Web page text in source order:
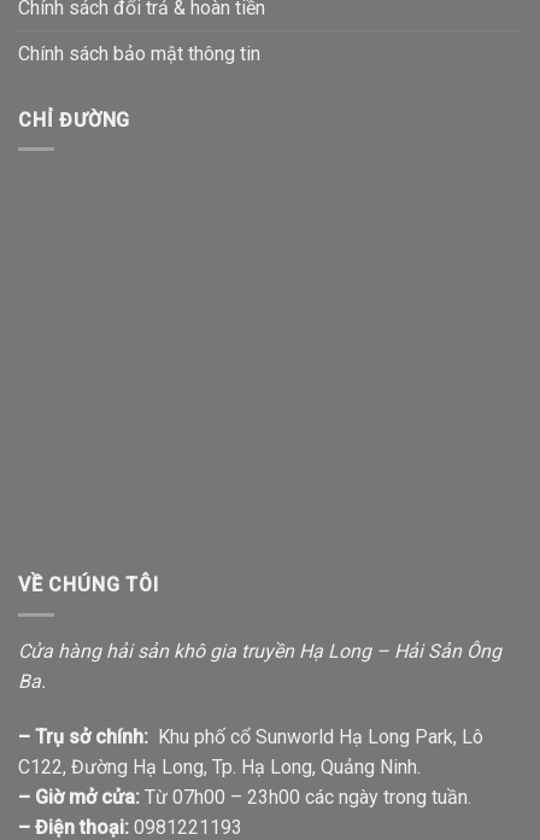
Chính sách đổi trả & hoàn tiền
Chính sách bảo mật thông tin
CHỈ ĐƯỜNG
VỀ CHÚNG TÔI
Cửa hàng hải sản khô gia truyền Hạ Long – Hải Sản Ông
Ba.
– Trụ sở chính: Khu phố cổ Sunworld Hạ Long Park, Lô
C122, Đường Hạ Long, Tp. Hạ Long, Quảng Ninh.
– Giờ mở cửa: Từ 07h00 – 23h00 các ngày trong tuần.
– Điện thoại: 0981221193